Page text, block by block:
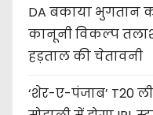
DA बकाया भुगतान
कानूनी विकल्प तलाश
हड़ताल की चेतावनी
‘शेर-ए-पंजाब’ T20